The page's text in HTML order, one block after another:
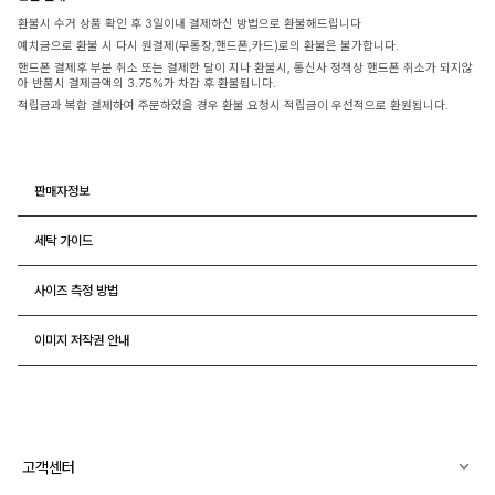
환불시 수거 상품 확인 후 3일이내 결제하신 방법으로 환불해드립니다
예치금으로 환불 시 다시 원결제(무통장,핸드폰,카드)로의 환불은 불가합니다.
핸드폰 결제후 부분 취소 또는 결제한 달이 지나 환불시, 통신사 정책상 핸드폰 취소가 되지않
아 반품시 결제금액의 3.75%가 차감 후 환불됩니다.
적립금과 복합 결제하여 주문하였을 경우 환불 요청시 적립금이 우선적으로 환원됩니다.
판매자정보
세탁 가이드
사이즈 측정 방법
이미지 저작권 안내
고객센터